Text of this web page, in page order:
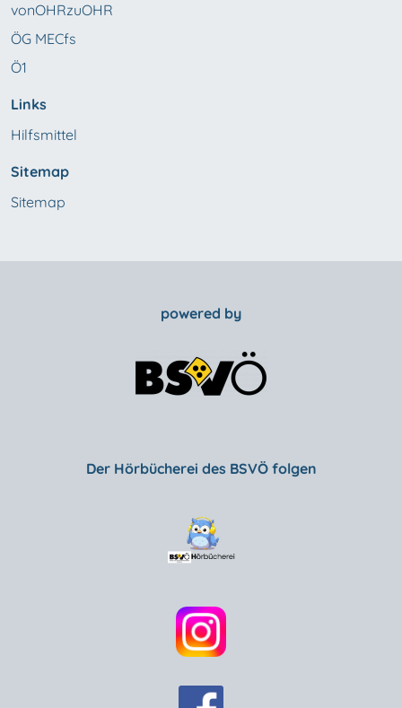
vonOHRzuOHR
ÖG MECfs
Ö1
Links
Hilfsmittel
Sitemap
Sitemap
powered by
Der Hörbücherei des BSVÖ folgen